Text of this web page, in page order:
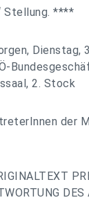
Stellung. ****
Dienstag,
2. Stock
der